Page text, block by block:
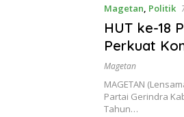
Magetan, Politik
HUT ke-18
Perkuat
Magetan
MAGETAN
Partai Gerindra
Tahun…